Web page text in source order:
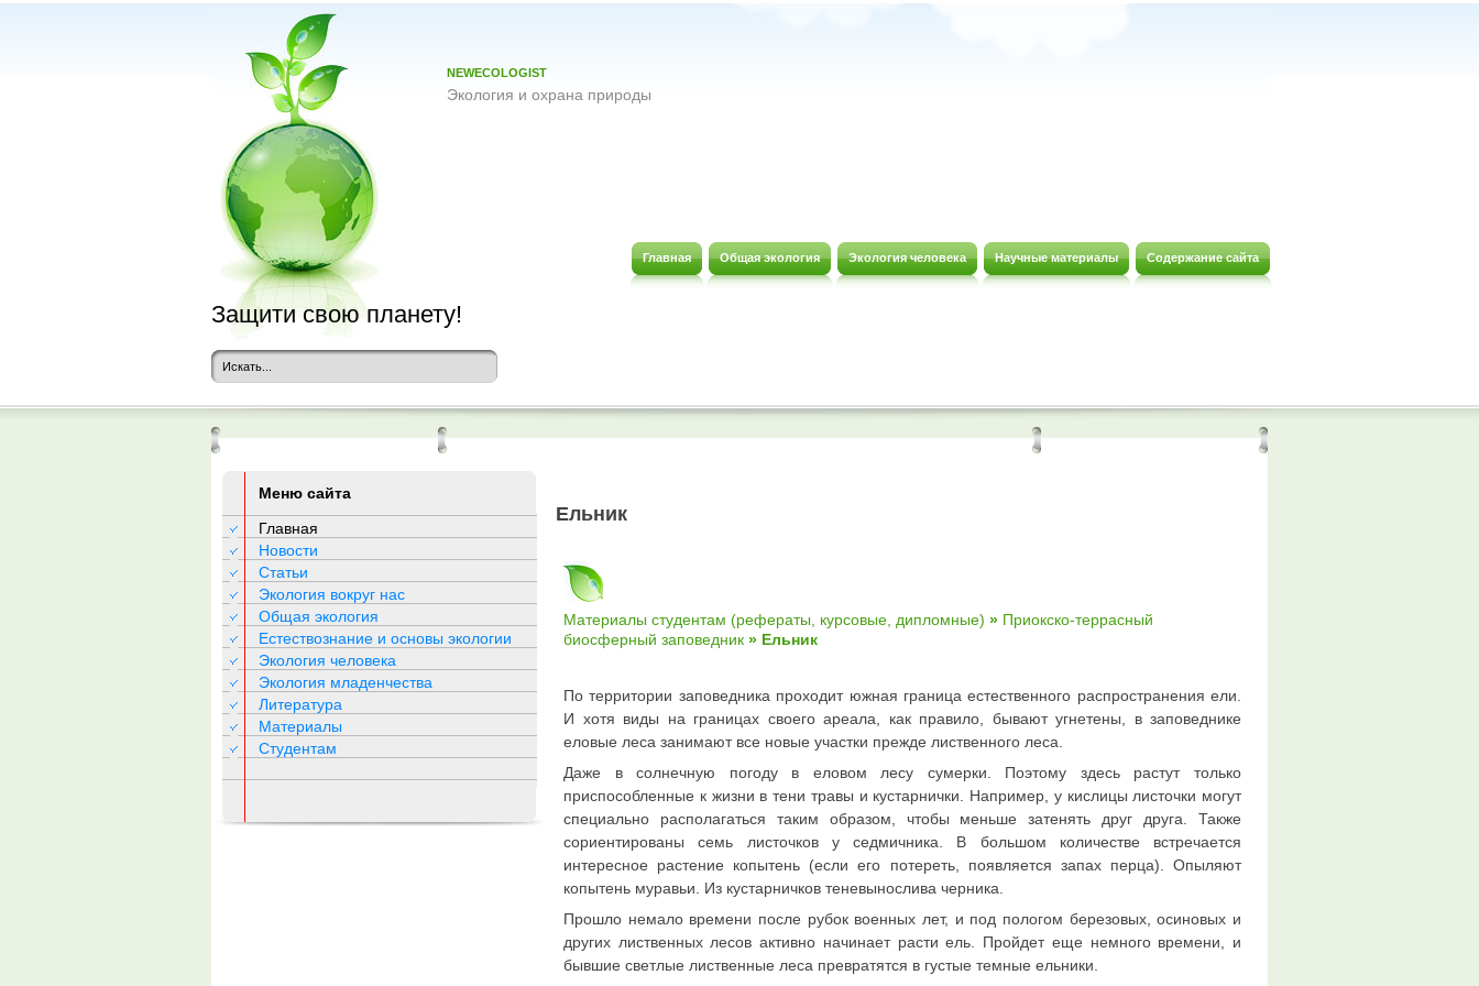
NEWECOLOGIST
Экология и охрана природы
Главная Общая экология Экология человека Научные материалы Содержание сайта
Защити свою планету!
Меню сайта
Главная
Новости
Статьи
Экология вокруг нас
Общая экология
Естествознание и основы экологии
Экология человека
Экология младенчества
Литература
Материалы
Студентам
Ельник
Материалы студентам (рефераты, курсовые, дипломные) » Приокско-террасный
биосферный заповедник » Ельник
По территории заповедника проходит южная граница естественного распространения ели.
И хотя виды на границах своего ареала, как правило, бывают угнетены, в заповеднике
еловые леса занимают все новые участки прежде лиственного леса.
Даже в солнечную погоду в еловом лесу сумерки. Поэтому здесь растут только
приспособленные к жизни в тени травы и кустарнички. Например, у кислицы листочки могут
специально располагаться таким образом, чтобы меньше затенять друг друга. Также
сориентированы семь листочков у седмичника. В большом количестве встречается
интересное растение копытень (если его потереть, появляется запах перца). Опыляют
копытень муравьи. Из кустарничков теневынослива черника.
Прошло немало времени после рубок военных лет, и под пологом березовых, осиновых и
других лиственных лесов активно начинает расти ель. Пройдет еще немного времени, и
бывшие светлые лиственные леса превратятся в густые темные ельники.